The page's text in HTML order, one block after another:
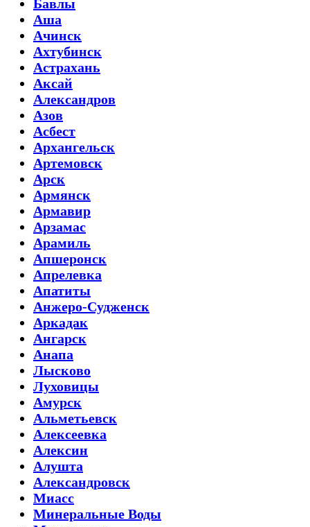
Бавлы
Аша
Ачинск
Ахтубинск
Астрахань
Аксай
Александров
Азов
Асбест
Архангельск
Артемовск
Арск
Армянск
Армавир
Арзамас
Арамиль
Апшеронск
Апрелевка
Апатиты
Анжеро-Судженск
Аркадак
Ангарск
Анапа
Лысково
Луховицы
Амурск
Альметьевск
Алексеевка
Алексин
Алушта
Александровск
Миасс
Минеральные Воды